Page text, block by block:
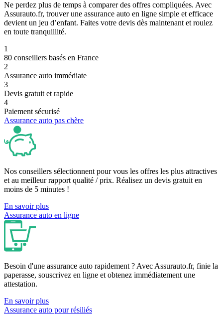
Ne perdez plus de temps à comparer des offres compliquées. Avec
Assurauto.fr, trouver une assurance auto en ligne simple et efficace
devient un jeu d’enfant. Faites votre devis dès maintenant et roulez
en toute tranquillité.
1
80 conseillers basés en France
2
Assurance auto immédiate
3
Devis gratuit et rapide
4
Paiement sécurisé
Assurance auto pas chère
Nos conseillers sélectionnent pour vous les offres les plus attractives
et au meilleur rapport qualité / prix. Réalisez un devis gratuit en
moins de 5 minutes !
En savoir plus
Assurance auto en ligne
Besoin d'une assurance auto rapidement ? Avec Assurauto.fr, finie la
paperasse, souscrivez en ligne et obtenez immédiatement une
attestation.
En savoir plus
Assurance auto pour résiliés